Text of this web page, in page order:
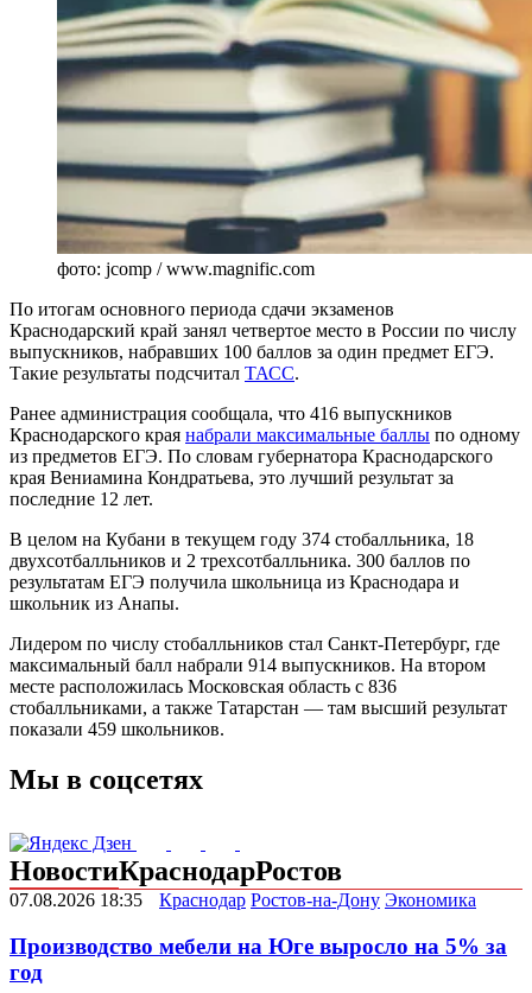
фото: jcomp / www.magnific.com
По итогам основного периода сдачи экзаменов
Краснодарский край занял четвертое место в России по числу
выпускников, набравших 100 баллов за один предмет ЕГЭ.
Такие результаты подсчитал ТАСС.
Ранее администрация сообщала, что 416 выпускников
Краснодарского края набрали максимальные баллы по одному
из предметов ЕГЭ. По словам губернатора Краснодарского
края Вениамина Кондратьева, это лучший результат за
последние 12 лет.
В целом на Кубани в текущем году 374 стобалльника, 18
двухсотбалльников и 2 трехсотбалльника. 300 баллов по
результатам ЕГЭ получила школьница из Краснодара и
школьник из Анапы.
Лидером по числу стобалльников стал Санкт-Петербург, где
максимальный балл набрали 914 выпускников. На втором
месте расположилась Московская область с 836
стобалльниками, а также Татарстан — там высший результат
показали 459 школьников.
Мы в соцсетях
НовостиКраснодарРостов
07.08.2026 18:35 Краснодар Ростов-на-Дону Экономика
Производство мебели на Юге выросло на 5% за
год